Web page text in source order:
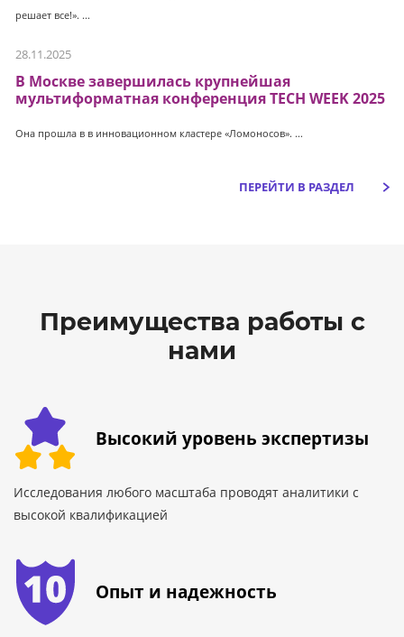
решает все!». ...
28.11.2025
В Москве завершилась крупнейшая
мультиформатная конференция TECH WEEK 2025
Она прошла в в инновационном кластере «Ломоносов». ...
ПЕРЕЙТИ В РАЗДЕЛ
Преимущества работы с
нами
Высокий уровень экспертизы
Исследования любого масштаба проводят аналитики с
высокой квалификацией
Опыт и надежность